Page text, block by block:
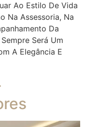
Ao Estilo De Vida
Na Assessoria, Na
Da
Será Um
A Elegância E